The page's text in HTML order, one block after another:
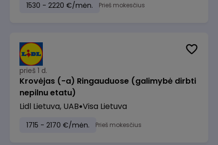
1530 - 2220 €/mėn. Prieš mokesčius
prieš 1 d.
Krovėjas (-a) Ringauduose (galimybė dirbti
nepilnu etatu)
Lidl Lietuva, UAB Visa Lietuva
1715 - 2170 €/mėn. Prieš mokesčius